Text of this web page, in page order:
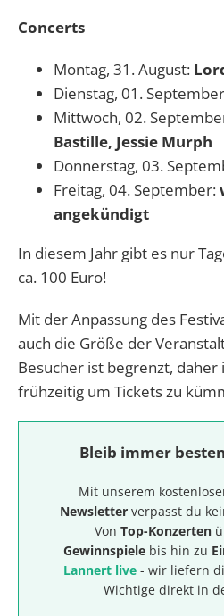
Concerts
Montag, 31. August:
Dienstag, 01.
Mittwoch, 02.
Bastille, Jessie Murph
Donnerstag, 03.
Freitag, 04. September:
angekündigt
In diesem Jahr gibt es nur
ca. 100 Euro!
Mit der Anpassung des
auch die Größe der
Besucher ist begrenzt, daher
frühzeitig um Tickets zu
Bleib immer
Mit unserem
Newsletterverpasst du
Von Top-Konzerten
Gewinnspiele bis hin zu
Lannert live- wir liefern
Wichtige direkt in